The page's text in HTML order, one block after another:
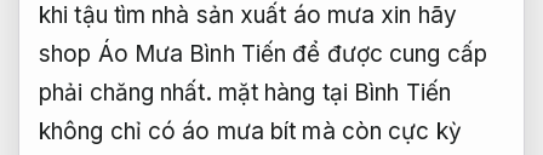
khi tậu tìm nhà sản xuất áo mưa xin hãy
shop Áo Mưa Bình Tiến để được cung cấp
phải chăng nhất. mặt hàng tại Bình Tiến
không chỉ có áo mưa bít mà còn cực kỳ